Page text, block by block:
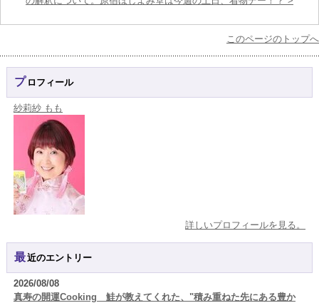
このページのトップへ
プロフィール
紗莉紗 もも
詳しいプロフィールを見る。
最近のエントリー
2026/08/08
真寿の開運Cooking 鮭が教えてくれた、"積み重ねた先にある豊か